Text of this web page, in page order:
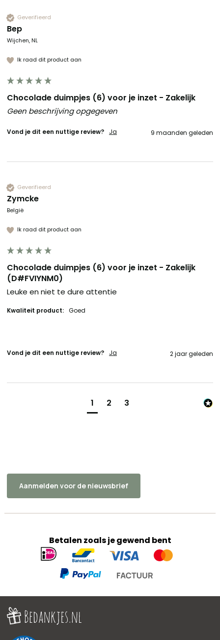
Geverifieerd
Bep
Wijchen, NL
Ik raad dit product aan
Chocolade duimpjes (6) voor je inzet - Zakelijk
Geen beschrijving opgegeven
Vond je dit een nuttige review? Ja 9 maanden geleden
Geverifieerd
Zymcke
België
Ik raad dit product aan
Chocolade duimpjes (6) voor je inzet - Zakelijk
(D#FVIYNM0)
Leuke en niet te dure attentie
Kwaliteit product: Goed
Vond je dit een nuttige review? Ja 2 jaar geleden
1 2 3
Betalen zoals je gewend bent
Geaccepteerde
betaalmethoden
Aanmelden voor de nieuwsbrief